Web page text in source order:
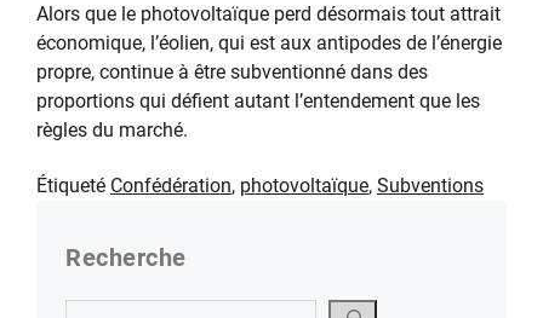
Alors que le photovoltaïque perd désormais tout attrait
économique, l’éolien, qui est aux antipodes de l’énergie
propre, continue à être subventionné dans des
proportions qui défient autant l’entendement que les
règles du marché.
Étiqueté Confédération, photovoltaïque, Subventions
Recherche